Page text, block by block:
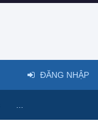
ĐĂNG NHẬP